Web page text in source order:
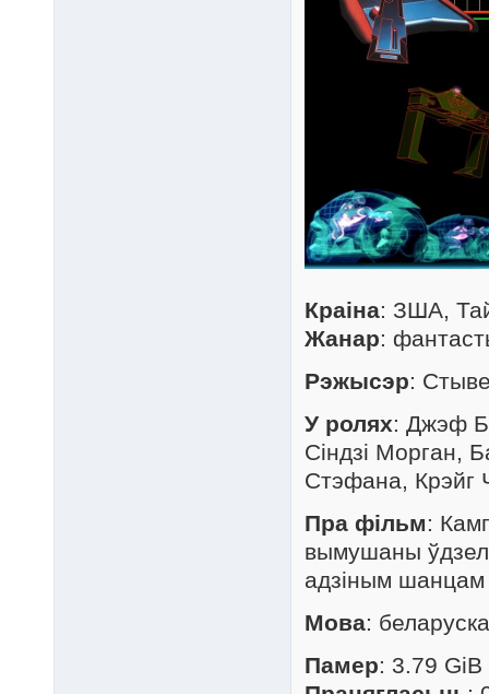
Краіна: ЗША,
Жанар:
Рэжысэр:
У ролях: Джэф
Сіндзі Морган,
Стэфана, Крэйг
Пра фільм:
вымушаны
адзіным
Мова:
Памер: 3.79 GiB